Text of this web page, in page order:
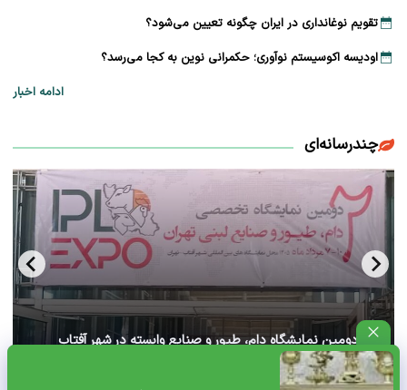
تقویم نوغانداری در ایران چگونه تعیین می‌شود؟
اودیسه اکوسیستم نوآوری؛ حکمرانی نوین به کجا می‌رسد؟
ادامه اخبار
چندرسانه‌ای
آغاز دومین نمایشگاه دام، طیور و صنایع وابسته در شهر آفتاب
تهران+ ویدئو